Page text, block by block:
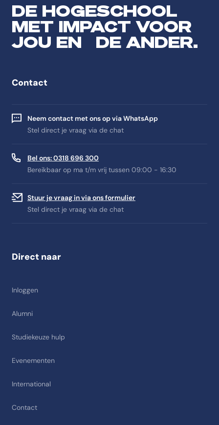
DE HOGESCHOOL
MET IMPACT VOOR
JOU EN DE ANDER.
Contact
Neem contact met ons op via WhatsApp
Stel direct je vraag via de chat
Bel ons: 0318 696 300
Bereikbaar op ma t/m vrij tussen 09:00 - 16:30
Stuur je vraag in via ons formulier
Stel direct je vraag via de chat
Direct naar
Inloggen
Alumni
Studiekeuze hulp
Evenementen
International
Contact